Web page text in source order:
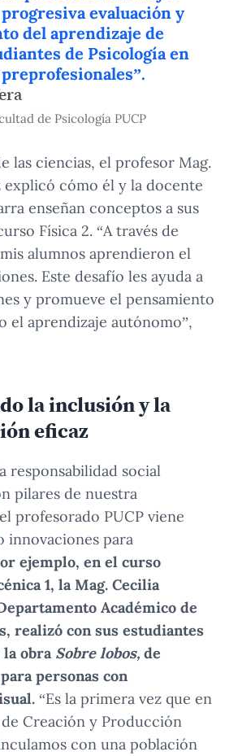
evaluación y
del aprendizaje de
de Psicología en
de Psicología PUCP
las ciencias, el profesor Mag.
explicó cómo él y la docente
enseñan conceptos a sus
Física 2. “A través de
alumnos aprendieron el
Este desafío les ayuda a
y promueve el pensamiento
el aprendizaje autónomo”,
la inclusión y la
eficaz
responsabilidad social
pilares de nuestra
profesorado PUCP viene
innovaciones para
ejemplo, en el curso
1, la Mag. Cecilia
Académico de
realizó con sus estudiantes
obra Sobre lobos, de
personas con
“Es la primera vez que en
Creación y Producción
con una población